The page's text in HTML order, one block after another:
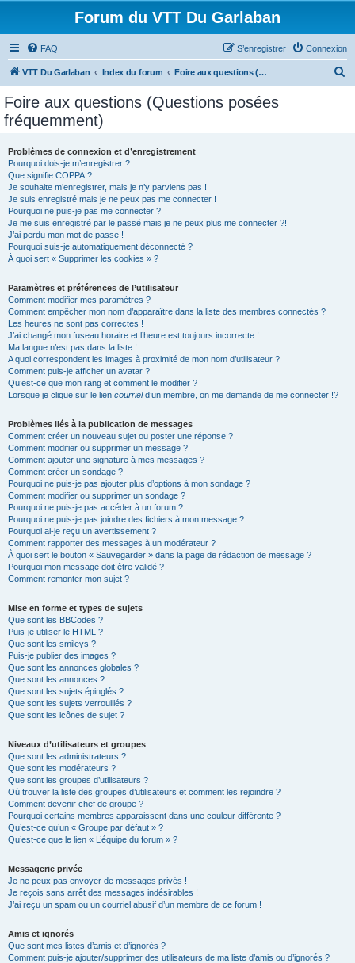
Forum du VTT Du Garlaban
FAQ Connexion
S’enregistrer
VTT Du Garlaban Index du forum Foire aux questions (Questions posées fréquemment)
Foire aux questions (Questions posées
fréquemment)
Problèmes de connexion et d’enregistrement
Pourquoi dois-je m’enregistrer ?
Que signifie COPPA ?
Je souhaite m’enregistrer, mais je n’y parviens pas !
Je suis enregistré mais je ne peux pas me connecter !
Pourquoi ne puis-je pas me connecter ?
Je me suis enregistré par le passé mais je ne peux plus me connecter ?!
J’ai perdu mon mot de passe !
Pourquoi suis-je automatiquement déconnecté ?
À quoi sert « Supprimer les cookies » ?
Paramètres et préférences de l’utilisateur
Comment modifier mes paramètres ?
Comment empêcher mon nom d’apparaître dans la liste des membres connectés ?
Les heures ne sont pas correctes !
J’ai changé mon fuseau horaire et l’heure est toujours incorrecte !
Ma langue n’est pas dans la liste !
A quoi correspondent les images à proximité de mon nom d’utilisateur ?
Comment puis-je afficher un avatar ?
Qu’est-ce que mon rang et comment le modifier ?
Lorsque je clique sur le lien courrield’un membre, on me demande de me connecter !?
Problèmes liés à la publication de messages
Comment créer un nouveau sujet ou poster une réponse ?
Comment modifier ou supprimer un message ?
Comment ajouter une signature à mes messages ?
Comment créer un sondage ?
Pourquoi ne puis-je pas ajouter plus d’options à mon sondage ?
Comment modifier ou supprimer un sondage ?
Pourquoi ne puis-je pas accéder à un forum ?
Pourquoi ne puis-je pas joindre des fichiers à mon message ?
Pourquoi ai-je reçu un avertissement ?
Comment rapporter des messages à un modérateur ?
À quoi sert le bouton « Sauvegarder » dans la page de rédaction de message ?
Pourquoi mon message doit être validé ?
Comment remonter mon sujet ?
Mise en forme et types de sujets
Que sont les BBCodes ?
Puis-je utiliser le HTML ?
Que sont les smileys ?
Puis-je publier des images ?
Que sont les annonces globales ?
Que sont les annonces ?
Que sont les sujets épinglés ?
Que sont les sujets verrouillés ?
Que sont les icônes de sujet ?
Niveaux d’utilisateurs et groupes
Que sont les administrateurs ?
Que sont les modérateurs ?
Que sont les groupes d’utilisateurs ?
Où trouver la liste des groupes d’utilisateurs et comment les rejoindre ?
Comment devenir chef de groupe ?
Pourquoi certains membres apparaissent dans une couleur différente ?
Qu’est-ce qu’un « Groupe par défaut » ?
Qu’est-ce que le lien « L’équipe du forum » ?
Messagerie privée
Je ne peux pas envoyer de messages privés !
Je reçois sans arrêt des messages indésirables !
J’ai reçu un spam ou un courriel abusif d’un membre de ce forum !
Amis et ignorés
Que sont mes listes d’amis et d’ignorés ?
Comment puis-je ajouter/supprimer des utilisateurs de ma liste d’amis ou d’ignorés ?